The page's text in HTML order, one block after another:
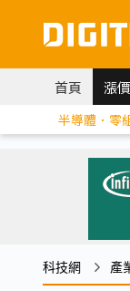
首頁 漲
半導體．零
科技網 產